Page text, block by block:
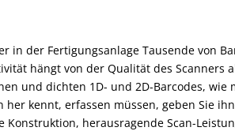
in der Fertigungsanlage Tausende von
hängt von der Qualität des Scanners
und dichten 1D- und 2D-Barcodes, wie
kennt, erfassen müssen, geben Sie
Konstruktion, herausragende Scan-